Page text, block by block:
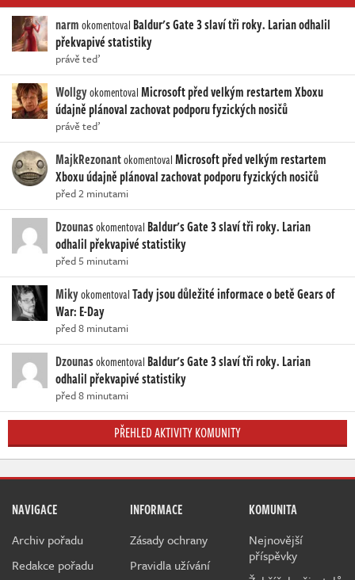
narmokomentoval Baldur's Gate 3 slaví tři roky. Larian odhalil
překvapivé statistiky
právě teď
WollgyokomentovalMicrosoft před velkým restartem Xboxu
údajně plánoval zachovat podporu fyzických nosičů
právě teď
MajkRezonantokomentovalMicrosoft před velkým restartem
Xboxu údajně plánoval zachovat podporu fyzických nosičů
před 2 minutami
Dzounasokomentoval Baldur's Gate 3 slaví tři roky. Larian
odhalil překvapivé statistiky
před 5 minutami
MikyokomentovalTady jsou důležité informace o betě Gears of
War: E-Day
před 8 minutami
Dzounasokomentoval Baldur's Gate 3 slaví tři roky. Larian
odhalil překvapivé statistiky
před 8 minutami
PŘEHLED AKTIVITY KOMUNITY
NAVIGACE
Archiv pořadu
Redakce pořadu
INFORMACE
Zásady ochrany
Pravidla užívání
KOMUNITA
Nejnovější
příspěvky